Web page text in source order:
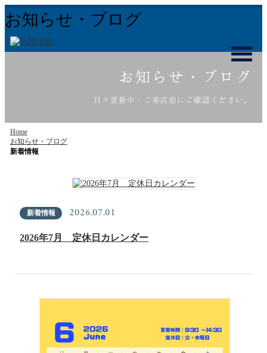
お知らせ・ブログ
お知らせ・ブログ
日々更新中・ご来店前にご確認ください。
Home
お知らせ・ブログ
新着情報
新着情報 2026.07.01
2026年7月 定休日カレンダー